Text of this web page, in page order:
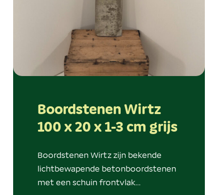
Boordstenen Wirtz
100 x 20 x 1-3 cm grijs
Boordstenen Wirtz zijn bekende
lichtbewapende betonboordstenen
met een schuin frontvlak…